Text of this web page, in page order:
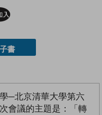
書
─北京清華大學第六
會議的主題是：「轉